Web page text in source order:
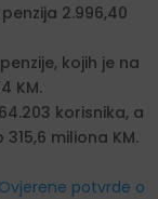
2.996,40
kojih je na
KM.
korisnika, a
miliona KM.
potvrde o